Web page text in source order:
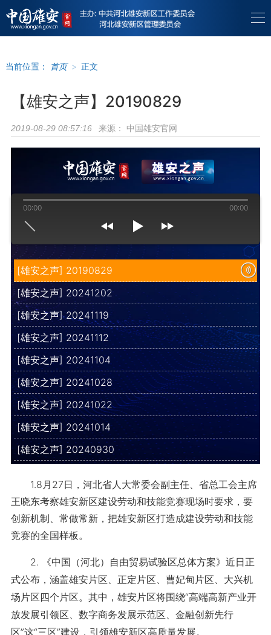
当前位置： 首页 > 正文
【雄安之声】20190829
2019-08-29 08:57:16 来源： 中国雄安官网
[雄安之声] 20190829
[雄安之声] 20241202
[雄安之声] 20241119
[雄安之声] 20241112
[雄安之声] 20241104
[雄安之声] 20241028
[雄安之声] 20241022
[雄安之声] 20241014
[雄安之声] 20240930
00:00 00:00
1.8月27日，河北省人大常委会副主任、省总工会主席
王晓东考察雄安新区建设劳动和技能竞赛现场时要求，要
创新机制、常做常新，把雄安新区打造成建设劳动和技能
竞赛的全国样板。
2. 《中国（河北）自由贸易试验区总体方案》近日正
式公布，涵盖雄安片区、正定片区、曹妃甸片区、大兴机
场片区四个片区。其中，雄安片区将围绕“高端高新产业开
放发展引领区、数字商务发展示范区、金融创新先行
区”这“三区”建设，引领雄安新区高质量发展。